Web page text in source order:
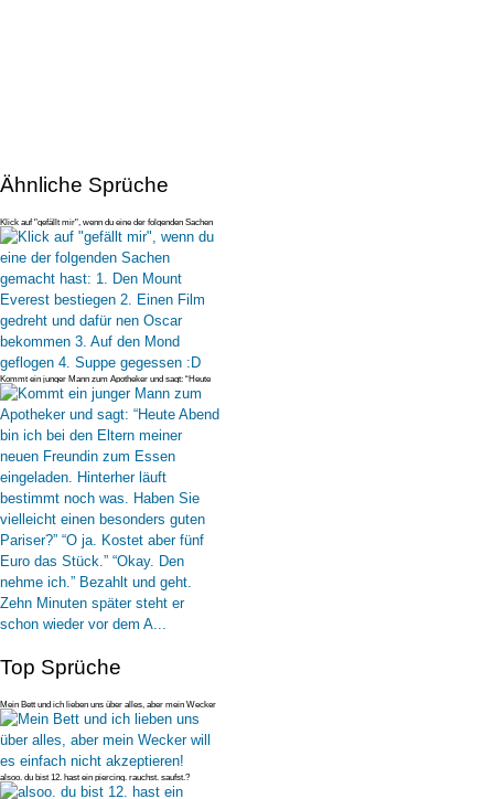
Ähnliche Sprüche
Klick auf "gefällt mir", wenn du eine der folgenden Sachen
gemacht hast:
Kommt ein junger Mann zum Apotheker und sagt: “Heute
Abend bin ich bei d
Top Sprüche
Mein Bett und ich lieben uns über alles, aber mein Wecker
will es einfac
alsoo. du bist 12. hast ein piercing. rauchst. saufst.?
deswegen bist du